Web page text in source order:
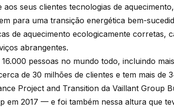
seus clientes tecnologias de
para uma transição energética bem-
de aquecimento ecologicamente corretas,
abrangentes.
pessoas no mundo todo, incluindo
de 30 milhões de clientes e tem mais de
Project and Transition da Vaillant Group
em 2017 — e foi também nessa altura que